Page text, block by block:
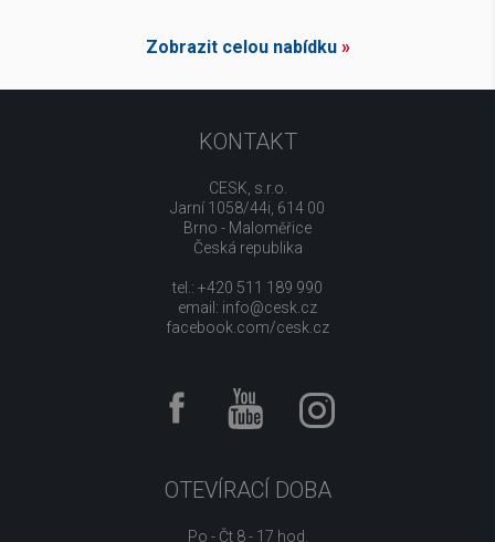
Zobrazit celou nabídku»
KONTAKT
CESK, s.r.o.
Jarní 1058/44i, 614 00
Brno - Maloměřice
Česká republika
tel.: +420 511 189 990
email: info@cesk.cz
facebook.com/cesk.cz
OTEVÍRACÍ DOBA
Po - Čt 8 - 17 hod.